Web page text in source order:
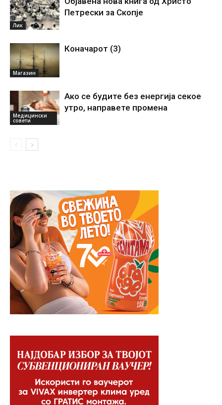
Лик
Петрески за Скопје
Магазин
Коначарот (3)
Медицински
совети
Ако се будите без енергиjа секое
утро, направете промена